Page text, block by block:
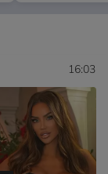
16:03